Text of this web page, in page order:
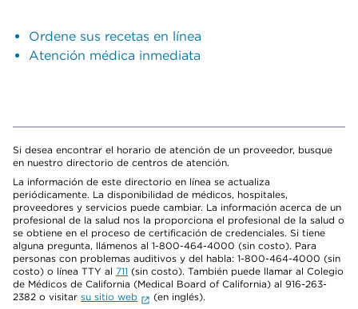
Ordene sus recetas en línea
Atención médica inmediata
Si desea encontrar el horario de atención de un proveedor, busque
en nuestro directorio de centros de atención.
La información de este directorio en línea se actualiza
periódicamente. La disponibilidad de médicos, hospitales,
proveedores y servicios puede cambiar. La información acerca de un
profesional de la salud nos la proporciona el profesional de la salud o
se obtiene en el proceso de certificación de credenciales. Si tiene
alguna pregunta, llámenos al 1-800-464-4000 (sin costo). Para
personas con problemas auditivos y del habla: 1-800-464-4000 (sin
costo) o línea TTY al 711 (sin costo). También puede llamar al Colegio
de Médicos de California (Medical Board of California) al 916-263-
2382 o visitar su sitio web
(en inglés).